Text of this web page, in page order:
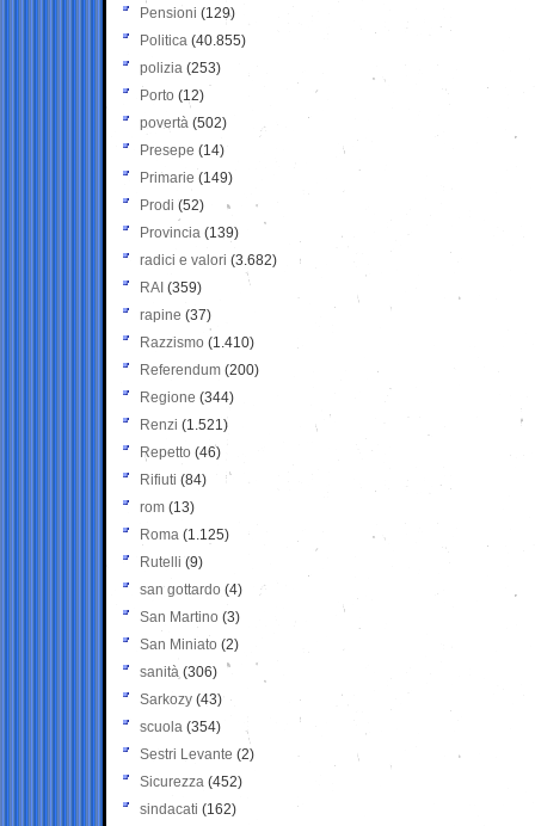
Pensioni (129)
Politica (40.855)
polizia (253)
Porto (12)
povertà (502)
Presepe (14)
Primarie (149)
Prodi (52)
Provincia (139)
radici e valori (3.682)
RAI (359)
rapine (37)
Razzismo (1.410)
Referendum (200)
Regione (344)
Renzi (1.521)
Repetto (46)
Rifiuti (84)
rom (13)
Roma (1.125)
Rutelli (9)
san gottardo (4)
San Martino (3)
San Miniato (2)
sanità (306)
Sarkozy (43)
scuola (354)
Sestri Levante (2)
Sicurezza (452)
sindacati (162)